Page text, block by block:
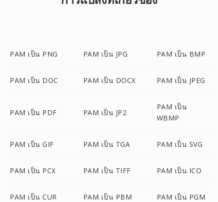
PAM เป็น PNG PAM เป็น JPG PAM เป็น BMP
PAM เป็น DOC PAM เป็น DOCX PAM เป็น JPEG
PAM เป็น PDF PAM เป็น JP2
PAM เป็น
WBMP
PAM เป็น GIF PAM เป็น TGA PAM เป็น SVG
PAM เป็น PCX PAM เป็น TIFF PAM เป็น ICO
PAM เป็น CUR PAM เป็น PBM PAM เป็น PGM